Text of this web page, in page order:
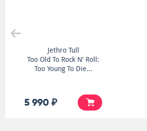
Spyglass Guest
4 990 ₽